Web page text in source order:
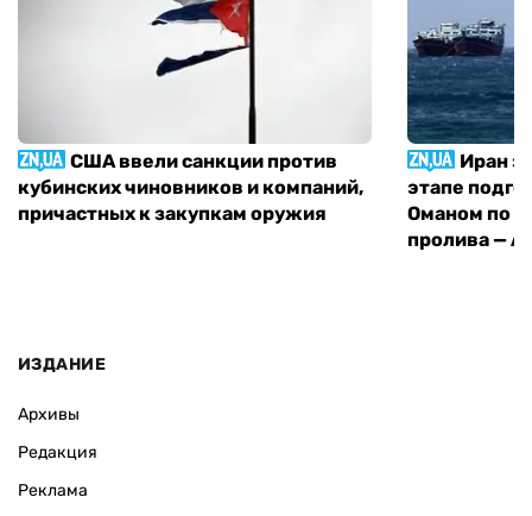
США ввели санкции против
кубинских чиновников и компаний,
причастных к закупкам оружия
Иран
этапе
Оманом по
пролива —
ИЗДАНИЕ
Архивы
Редакция
Реклама